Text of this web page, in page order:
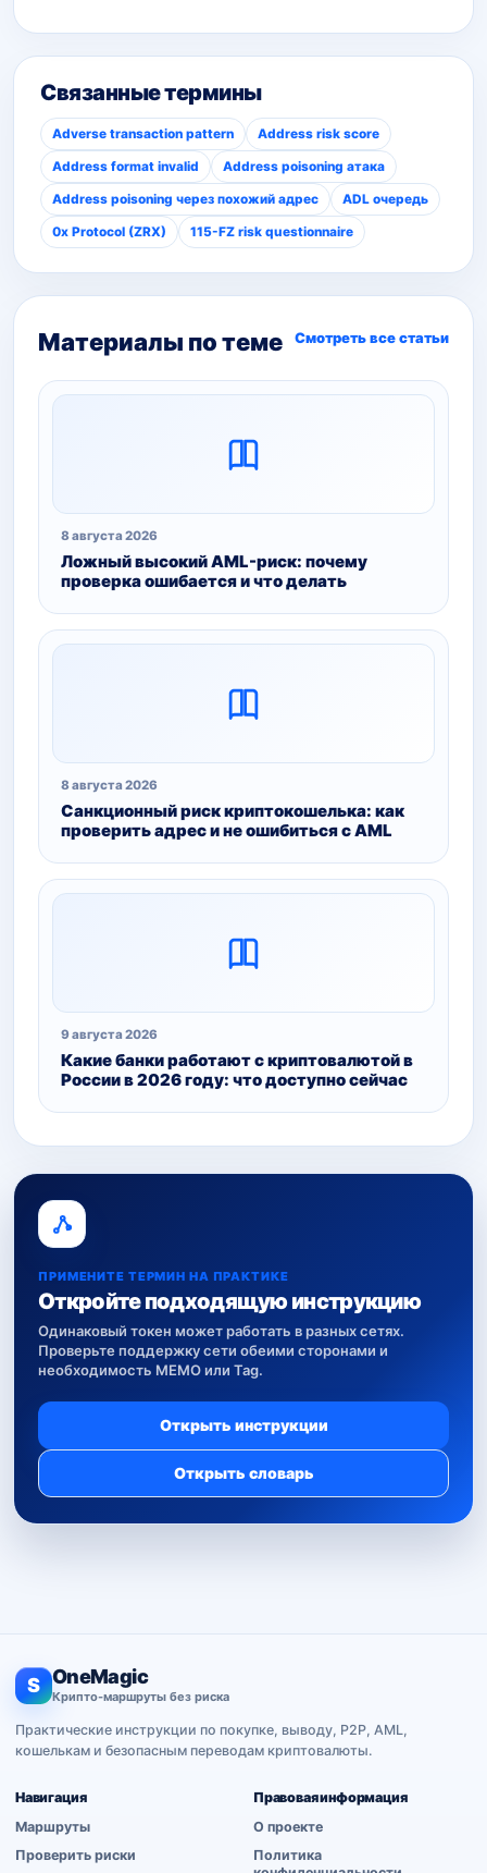
Связанные термины
Adverse transaction pattern Address risk score
Address format invalid Address poisoning атака
Address poisoning через похожий адрес ADL очередь
0x Protocol (ZRX) 115-FZ risk questionnaire
Материалы по теме Смотреть все статьи
8 августа 2026
Ложный высокий AML-риск: почему
проверка ошибается и что делать
8 августа 2026
Санкционный риск криптокошелька: как
проверить адрес и не ошибиться с AML
9 августа 2026
Какие банки работают с криптовалютой в
России в 2026 году: что доступно сейчас
ПРИМЕНИТЕ ТЕРМИН НА ПРАКТИКЕ
Откройте подходящую инструкцию
Одинаковый токен может работать в разных сетях.
Проверьте поддержку сети обеими сторонами и
необходимость MEMO или Tag.
Открыть инструкции
Открыть словарь
S OneMagic
Крипто-маршруты без риска
Практические инструкции по покупке, выводу, P2P, AML,
кошелькам и безопасным переводам криптовалюты.
Навигация
Маршруты
Проверить риски
Правовая информация
О проекте
Политика